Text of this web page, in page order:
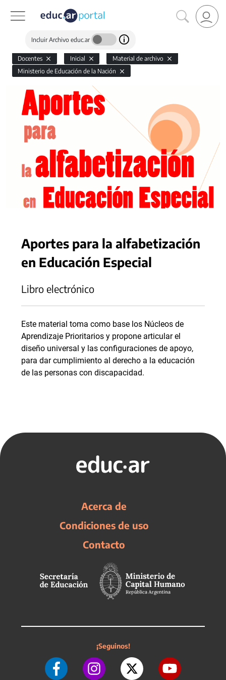
Incluir Archivo educ.ar
Docentes Inicial
Material de archivo
Ministerio de Educación de la Nación
Aportes para la alfabetización
en Educación Especial
Libro electrónico
Este material toma como base los Núcleos de
Aprendizaje Prioritarios y propone articular el
diseño universal y las configuraciones de apoyo,
para dar cumplimiento al derecho a la educación
de las personas con discapacidad.
Acerca de
Condiciones de uso
Contacto
¡Seguinos!